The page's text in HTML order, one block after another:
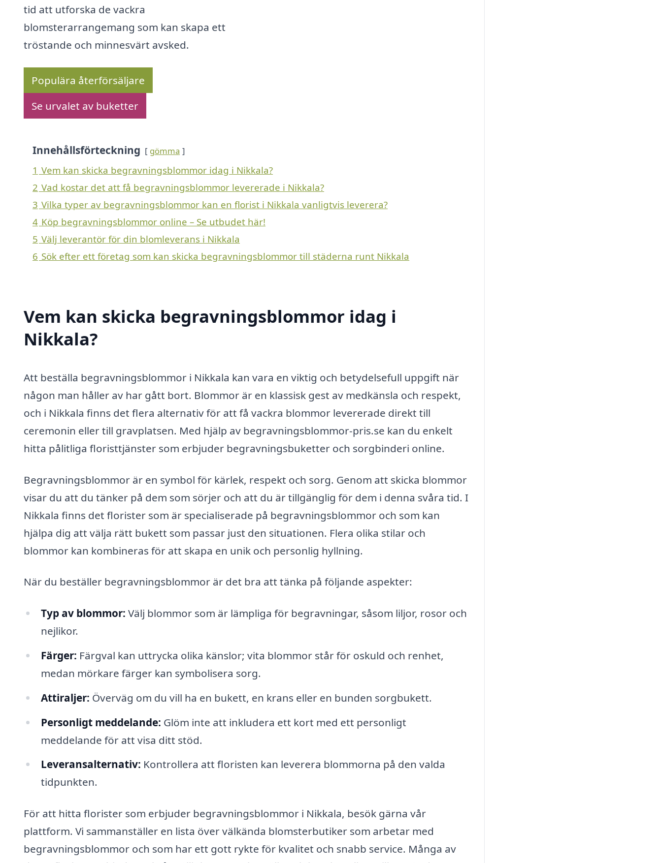
tid att utforska de vackra
blomsterarrangemang som kan skapa ett
tröstande och minnesvärt avsked.
Populära återförsäljare
Se urvalet av buketter
Innehållsförteckning gömma
1 Vem kan skicka begravningsblommor idag i Nikkala?
2 Vad kostar det att få begravningsblommor levererade i Nikkala?
3 Vilka typer av begravningsblommor kan en florist i Nikkala vanligtvis leverera?
4 Köp begravningsblommor online – Se utbudet här!
5 Välj leverantör för din blomleverans i Nikkala
6 Sök efter ett företag som kan skicka begravningsblommor till städerna runt Nikkala
Vem kan skicka begravningsblommor idag i
Nikkala?
Att beställa begravningsblommor i Nikkala kan vara en viktig och betydelsefull uppgift när
någon man håller av har gått bort. Blommor är en klassisk gest av medkänsla och respekt,
och i Nikkala finns det flera alternativ för att få vackra blommor levererade direkt till
ceremonin eller till gravplatsen. Med hjälp av begravningsblommor-pris.se kan du enkelt
hitta pålitliga floristtjänster som erbjuder begravningsbuketter och sorgbinderi online.
Begravningsblommor är en symbol för kärlek, respekt och sorg. Genom att skicka blommor
visar du att du tänker på dem som sörjer och att du är tillgänglig för dem i denna svåra tid. I
Nikkala finns det florister som är specialiserade på begravningsblommor och som kan
hjälpa dig att välja rätt bukett som passar just den situationen. Flera olika stilar och
blommor kan kombineras för att skapa en unik och personlig hyllning.
När du beställer begravningsblommor är det bra att tänka på följande aspekter:
Typ av blommor: Välj blommor som är lämpliga för begravningar, såsom liljor, rosor och
nejlikor.
Färger: Färgval kan uttrycka olika känslor; vita blommor står för oskuld och renhet,
medan mörkare färger kan symbolisera sorg.
Attiraljer: Överväg om du vill ha en bukett, en krans eller en bunden sorgbukett.
Personligt meddelande: Glöm inte att inkludera ett kort med ett personligt
meddelande för att visa ditt stöd.
Leveransalternativ: Kontrollera att floristen kan leverera blommorna på den valda
tidpunkten.
För att hitta florister som erbjuder begravningsblommor i Nikkala, besök gärna vår
plattform. Vi sammanställer en lista över välkända blomsterbutiker som arbetar med
begravningsblommor och som har ett gott rykte för kvalitet och snabb service. Många av